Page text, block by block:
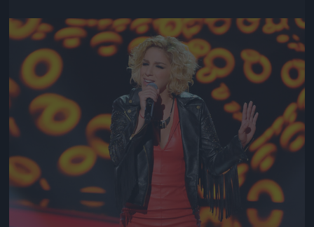
Jön még kép!